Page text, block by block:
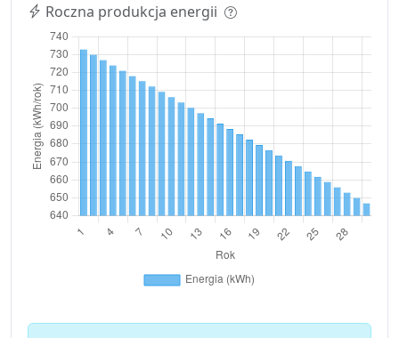
Roczna produkcja energii